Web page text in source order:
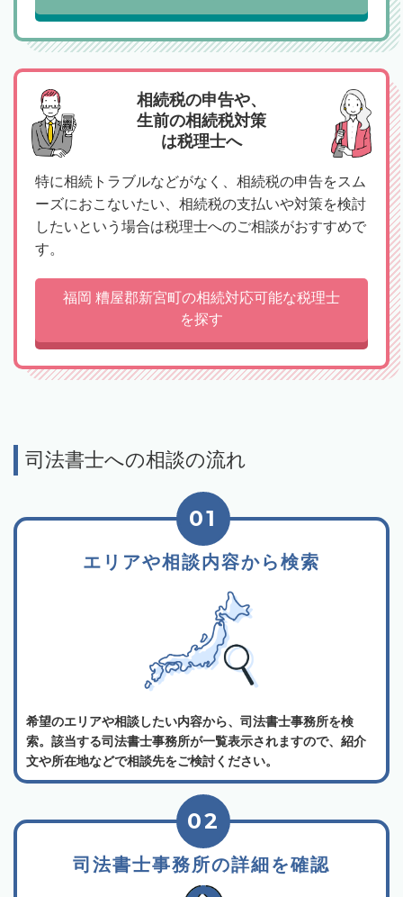
相続税の申告や、
生前の相続税対策
は税理士へ
特に相続トラブルなどがなく、相続税の申告をスム
ーズにおこないたい、相続税の支払いや対策を検討
したいという場合は税理士へのご相談がおすすめで
す。
福岡 糟屋郡新宮町の相続対応可能な税理士
を探す
司法書士への相談の流れ
エリアや相談内容から検索
01
希望のエリアや相談したい内容から、司法書士事務所を検
索。該当する司法書士事務所が一覧表示されますので、紹介
文や所在地などで相談先をご検討ください。
司法書士事務所の詳細を確認
02